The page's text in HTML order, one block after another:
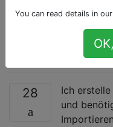
(Styled
28
Ich
und
You can read details in our